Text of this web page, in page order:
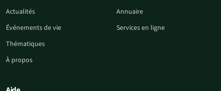
Actualités
Événements de vie
Thématiques
À propos
Annuaire
Services en ligne